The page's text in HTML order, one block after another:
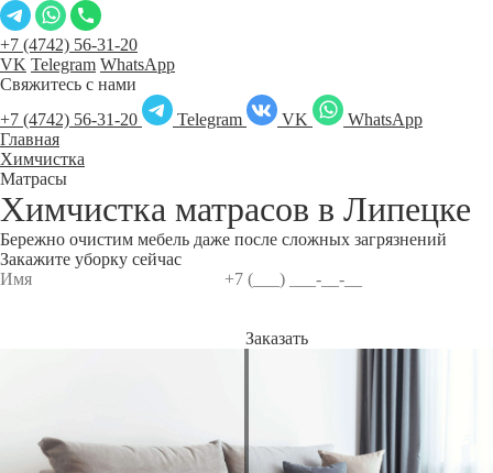
+7 (4742) 56-31-20
VK Telegram WhatsApp
Свяжитесь с нами
+7 (4742) 56-31-20
Telegram VK
WhatsApp
Главная
Химчистка
Матрасы
Химчистка матрасов в Липецке
Бережно очистим мебель даже после сложных загрязнений
Закажите уборку сейчас
Заказать